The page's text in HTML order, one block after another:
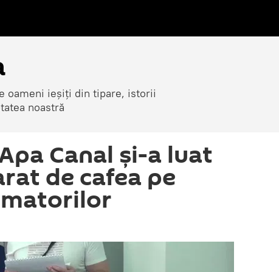
oameni ieșiți din tipare, istorii
noastră
Canal și-a luat
de cafea pe